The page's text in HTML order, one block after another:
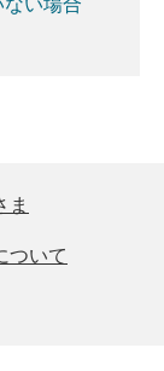
ま
ついて